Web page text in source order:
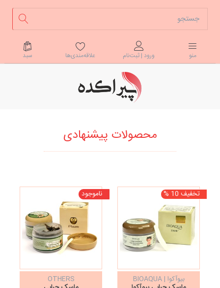
منو ورود | ثبت‌نام علاقه‌مندی‌ها سبد
محصولات پیشنهادی
تخفیف 10 %
بیوآکوا | BIOAQUA
ناموجود
OTHERS